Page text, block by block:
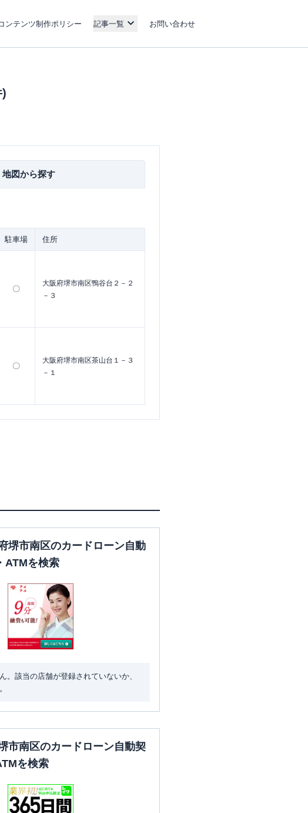
ンテンツ制作ポリシー 記事一覧 お問い合わせ
地図から探す
駐車場 住所
〇
大阪府堺市南区鴨谷台２－２
－３
〇
大阪府堺市南区茶山台１－３
－１
堺市南区のカードローン自動
ATMを検索
。該当の店舗が登録されていないか、
市南区のカードローン自動契
を検索